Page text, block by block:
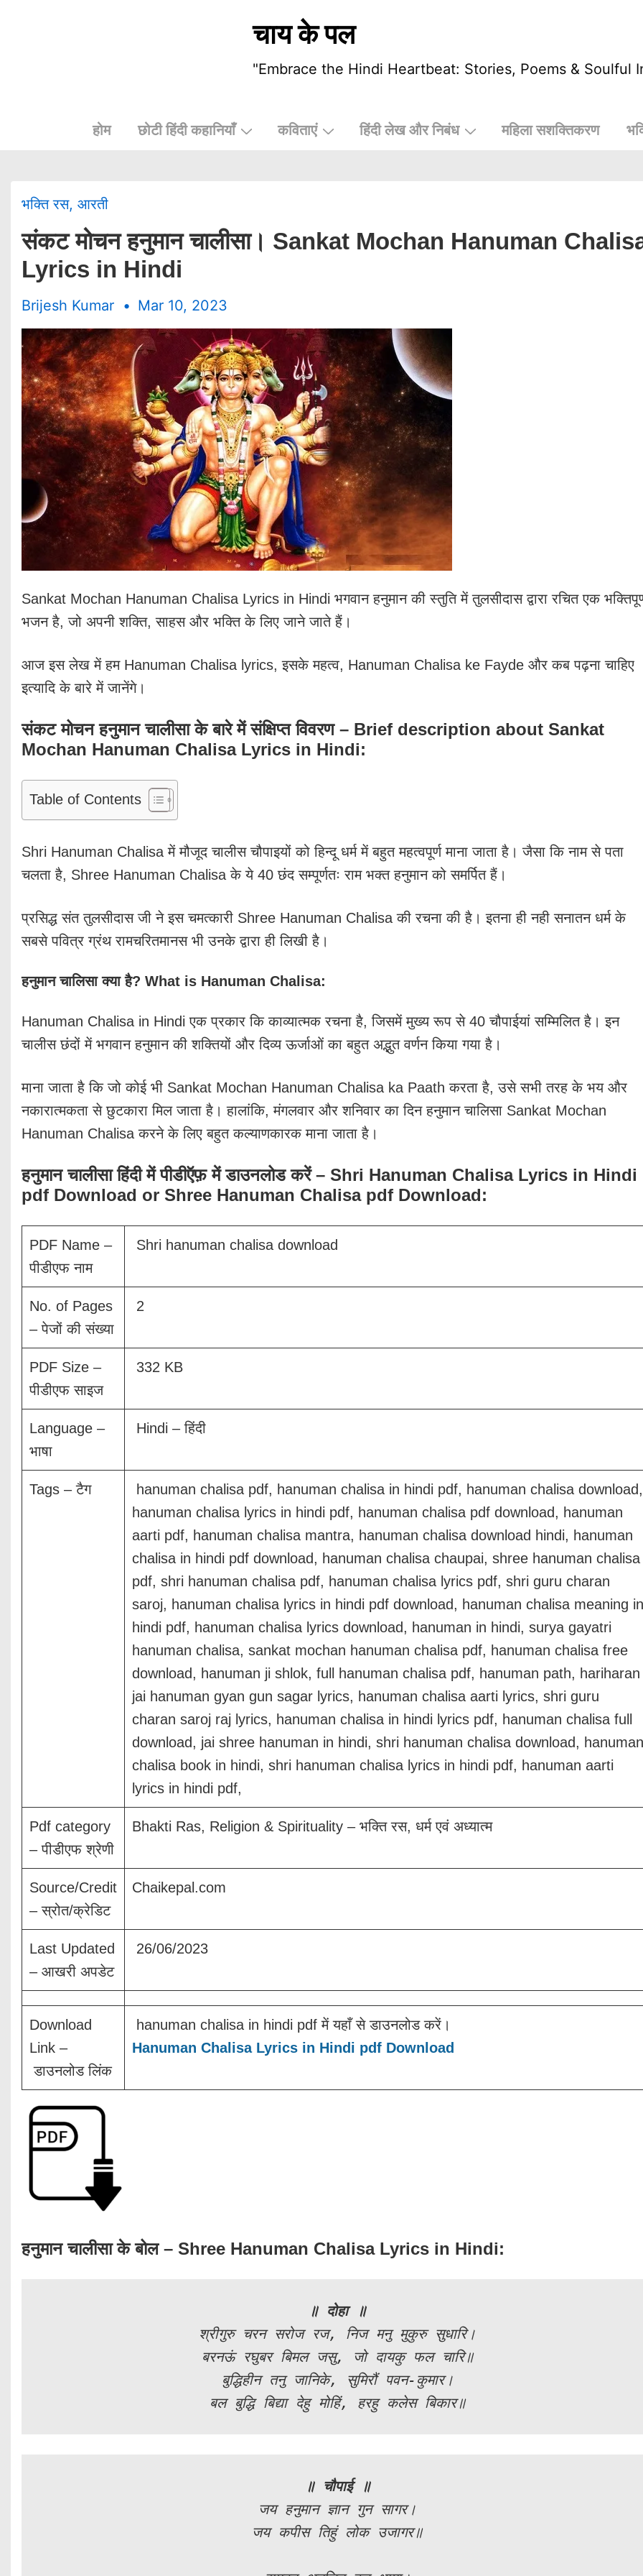
चाय के पल
"Embrace the Hindi Heartbeat: Stories, Poems & Soulful
होम छोटी हिंदी कहानियाँ कविताएं हिंदी लेख और निबंध महिला सशक्तिकरण
भक्ति रस, आरती
संकट मोचन हनुमान चालीसा। Sankat Mochan Hanuman
Lyrics in Hindi
Brijesh Kumar Mar 10, 2023
Sankat Mochan Hanuman Chalisa Lyrics in Hindi भगवान हनुमान की स्तुति में तुलसीदास द्वारा रचित एक
भजन है, जो अपनी शक्ति, साहस और भक्ति के लिए जाने जाते हैं।
आज इस लेख में हम Hanuman Chalisa lyrics, इसके महत्व, Hanuman Chalisa ke Fayde और कब पढ़ना चाहिए
इत्यादि के बारे में जानेंगे।
संकट मोचन हनुमान चालीसा के बारे में संक्षिप्त विवरण – Brief description about Sankat
Mochan Hanuman Chalisa Lyrics in Hindi:
Table of Contents
Shri Hanuman Chalisa में मौजूद चालीस चौपाइयों को हिन्दू धर्म में बहुत महत्वपूर्ण माना जाता है। जैसा कि नाम से पता
चलता है, Shree Hanuman Chalisa के ये 40 छंद सम्पूर्णतः राम भक्त हनुमान को समर्पित हैं।
प्रसिद्ध संत तुलसीदास जी ने इस चमत्कारी Shree Hanuman Chalisa की रचना की है। इतना ही नही सनातन धर्म के
सबसे पवित्र ग्रंथ रामचरितमानस भी उनके द्वारा ही लिखी है।
हनुमान चालिसा क्या है? What is Hanuman Chalisa:
Hanuman Chalisa in Hindi एक प्रकार कि काव्यात्मक रचना है, जिसमें मुख्य रूप से 40 चौपाईयां सम्मिलित है। इन
चालीस छंदों में भगवान हनुमान की शक्तियों और दिव्य ऊर्जाओं का बहुत अद्भुत वर्णन किया गया है।
माना जाता है कि जो कोई भी Sankat Mochan Hanuman Chalisa ka Paath करता है, उसे सभी तरह के भय और
नकारात्मकता से छुटकारा मिल जाता है। हालांकि, मंगलवार और शनिवार का दिन हनुमान चालिसा Sankat Mochan
Hanuman Chalisa करने के लिए बहुत कल्याणकारक माना जाता है।
हनुमान चालीसा हिंदी में पीडीऍफ़ में डाउनलोड करें – Shri Hanuman Chalisa Lyrics in Hindi
pdf Download or Shree Hanuman Chalisa pdf Download:
PDF Name –
पीडीएफ नाम
Shri hanuman chalisa download
No. of Pages
– पेजों की संख्या
2
PDF Size –
पीडीएफ साइज
332 KB
Language –
भाषा
Hindi – हिंदी
Tags – टैग
hanuman chalisa pdf, hanuman chalisa in hindi pdf, hanuman chalisa download,
hanuman chalisa lyrics in hindi pdf, hanuman chalisa pdf download, hanuman
aarti pdf, hanuman chalisa mantra, hanuman chalisa download hindi, hanuman
chalisa in hindi pdf download, hanuman chalisa chaupai, shree hanuman chalisa
pdf, shri hanuman chalisa pdf, hanuman chalisa lyrics pdf, shri guru charan
saroj, hanuman chalisa lyrics in hindi pdf download, hanuman chalisa meaning in
hindi pdf, hanuman chalisa lyrics download, hanuman in hindi, surya gayatri
hanuman chalisa, sankat mochan hanuman chalisa pdf, hanuman chalisa free
download, hanuman ji shlok, full hanuman chalisa pdf, hanuman path, hariharan
jai hanuman gyan gun sagar lyrics, hanuman chalisa aarti lyrics, shri guru
charan saroj raj lyrics, hanuman chalisa in hindi lyrics pdf, hanuman chalisa full
download, jai shree hanuman in hindi, shri hanuman chalisa download, hanuman
chalisa book in hindi, shri hanuman chalisa lyrics in hindi pdf, hanuman aarti
lyrics in hindi pdf,
Pdf category
– पीडीएफ श्रेणी
Bhakti Ras, Religion & Spirituality – भक्ति रस, धर्म एवं अध्यात्म
Source/Credit
– स्रोत/क्रेडिट
Chaikepal.com
Last Updated
– आखरी अपडेट
26/06/2023
Download
Link –
डाउनलोड लिंक
hanuman chalisa in hindi pdf में यहाँ से डाउनलोड करें।
Hanuman Chalisa Lyrics in Hindi pdf Download
हनुमान चालीसा के बोल – Shree Hanuman Chalisa Lyrics in Hindi:
॥ दोहा ॥
श्रीगुरु चरन सरोज रज, निज मनु मुकुरु सुधारि।
बरनऊं रघुबर बिमल जसु, जो दायकु फल चारि॥
बुद्धिहीन तनु जानिके, सुमिरौं पवन-कुमार।
बल बुद्धि बिद्या देहु मोहिं, हरहु कलेस बिकार॥
॥ चौपाई ॥
जय हनुमान ज्ञान गुन सागर।
जय कपीस तिहुं लोक उजागर॥